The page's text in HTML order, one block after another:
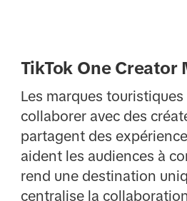
TikTok One Creator
Les marques
collaborer avec des
partagent des
aident les audiences à
rend une destination
centralise la